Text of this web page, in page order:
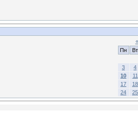
«
Пн
Вт
3
4
10
11
17
18
24
25